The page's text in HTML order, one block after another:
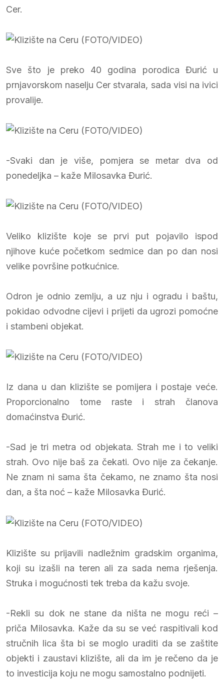
Cer.
Sve što je preko 40 godina porodica Đurić u
prnjavorskom naselju Cer stvarala, sada visi na ivici
provalije.
-Svaki dan je više, pomjera se metar dva od
ponedeljka – kaže Milosavka Đurić.
Veliko klizište koje se prvi put pojavilo ispod
njihove kuće početkom sedmice dan po dan nosi
velike površine potkućnice.
Odron je odnio zemlju, a uz nju i ogradu i baštu,
pokidao odvodne cijevi i prijeti da ugrozi pomoćne
i stambeni objekat.
Iz dana u dan klizište se pomijera i postaje veće.
Proporcionalno tome raste i strah članova
domaćinstva Đurić.
-Sad je tri metra od objekata. Strah me i to veliki
strah. Ovo nije baš za čekati. Ovo nije za čekanje.
Ne znam ni sama šta čekamo, ne znamo šta nosi
dan, a šta noć – kaže Milosavka Đurić.
Klizište su prijavili nadležnim gradskim organima,
koji su izašli na teren ali za sada nema rješenja.
Struka i mogućnosti tek treba da kažu svoje.
-Rekli su dok ne stane da ništa ne mogu reći –
priča Milosavka. Kaže da su se već raspitivali kod
stručnih lica šta bi se moglo uraditi da se zaštite
objekti i zaustavi klizište, ali da im je rečeno da je
to investicija koju ne mogu samostalno podnijeti.